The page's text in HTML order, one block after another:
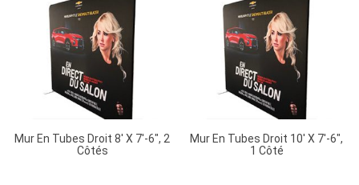
Mur En Tubes Droit 8′ X 7′-6″, 2
Côtés
Mur En Tubes Droit 10′ X 7′-6″,
1 Côté